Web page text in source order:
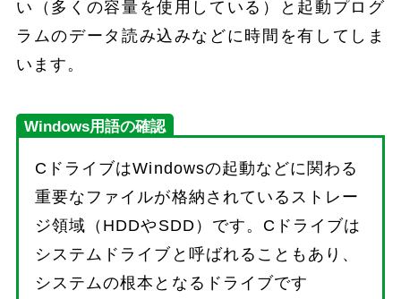
い（多くの容量を使用している）と起動プログ
ラムのデータ読み込みなどに時間を有してしま
います。
Windows用語の確認
CドライブはWindowsの起動などに関わる
重要なファイルが格納されているストレー
ジ領域（HDDやSDD）です。Cドライブは
システムドライブと呼ばれることもあり、
システムの根本となるドライブです